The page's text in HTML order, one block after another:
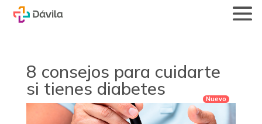
8 consejos para cuidarte
si tienes diabetes